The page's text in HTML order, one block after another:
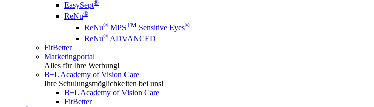
EasySept®
ReNu®
ReNu® MPSTM Sensitive Eyes®
ReNu® ADVANCED
FitBetter
Marketingportal
Alles für Ihre Werbung!
B+L Academy of Vision Care
Ihre Schulungsmöglichkeiten bei uns!
B+L Academy of Vision Care
FitBetter